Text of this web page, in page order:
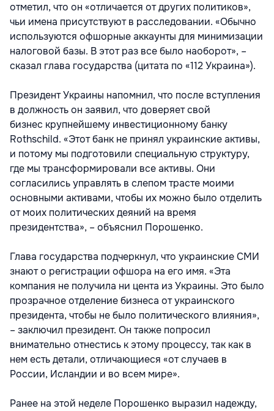
отметил, что он «отличается от других политиков»,
чьи имена присутствуют в расследовании. «Обычно
используются офшорные аккаунты для минимизации
налоговой базы. В этот раз все было наоборот», –
сказал глава государства (цитата по «112 Украина»).
Президент Украины напомнил, что после вступления
в должность он заявил, что доверяет свой
бизнес крупнейшему инвестиционному банку
Rothschild. «Этот банк не принял украинские активы,
и потому мы подготовили специальную структуру,
где мы трансформировали все активы. Они
согласились управлять в слепом трасте моими
основными активами, чтобы их можно было отделить
от моих политических деяний на время
президентства», – объяснил Порошенко.
Глава государства подчеркнул, что украинские СМИ
знают о регистрации офшора на его имя. «Эта
компания не получила ни цента из Украины. Это было
прозрачное отделение бизнеса от украинского
президента, чтобы не было политического влияния»,
– заключил президент. Он также попросил
внимательно отнестись к этому процессу, так как в
нем есть детали, отличающиеся «от случаев в
России, Исландии и во всем мире».
Ранее на этой неделе Порошенко выразил надежду,